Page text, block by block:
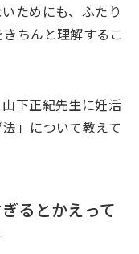
ためにも、ふたり
ちんと理解するこ
下正紀先生に妊活
」について教えて
るとかえって